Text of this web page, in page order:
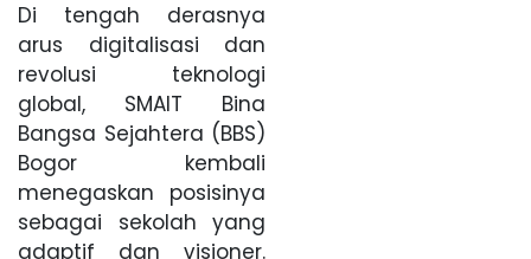
Di tengah derasnya
arus digitalisasi dan
revolusi teknologi
global, SMAIT Bina
Bangsa Sejahtera (BBS)
Bogor kembali
menegaskan posisinya
sebagai sekolah yang
adaptif dan visioner.